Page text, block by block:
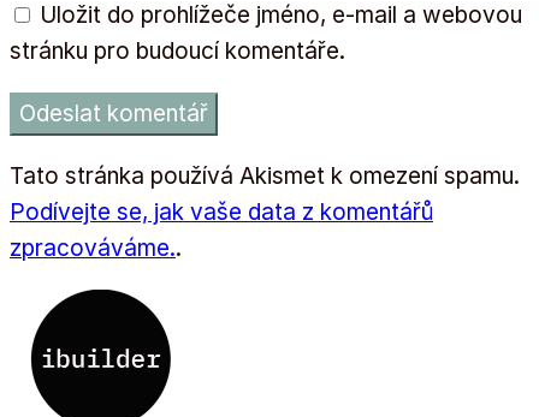
Uložit do prohlížeče jméno, e-mail a webovou
stránku pro budoucí komentáře.
Tato stránka používá Akismet k omezení spamu.
Podívejte se, jak vaše data z komentářů
zpracováváme..